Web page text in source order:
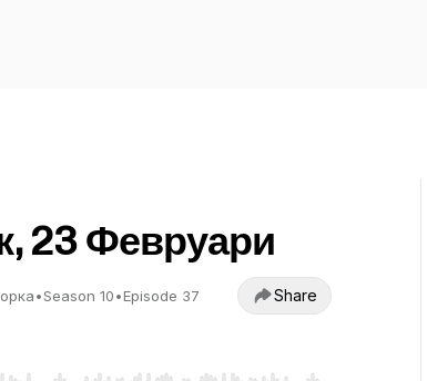
23 Февруари
•Season 10•Episode 37 Share